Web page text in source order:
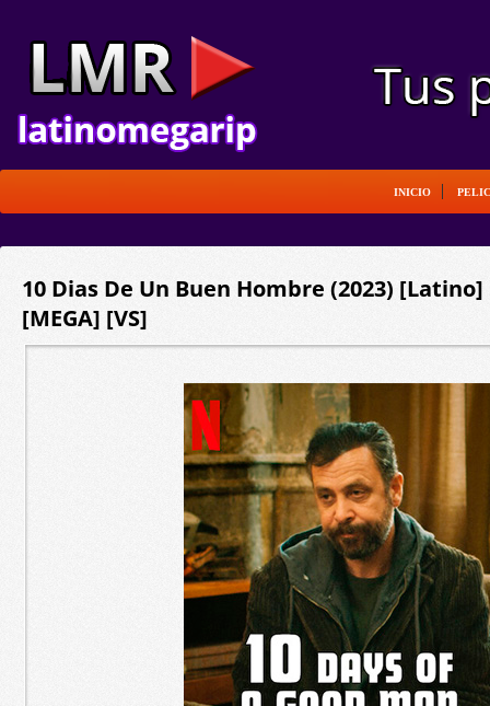
INICIO
10 Dias De Un Buen Hombre (2023) [Latino]
[MEGA] [VS]